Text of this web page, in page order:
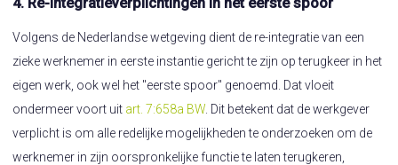
Volgens de Nederlandse wetgeving dient de re-integratie van een
zieke werknemer in eerste instantie gericht te zijn op terugkeer in het
eigen werk, ook wel het "eerste spoor" genoemd. Dat vloeit
ondermeer voort uit art. 7:658a BW . Dit betekent dat de werkgever
verplicht is om alle redelijke mogelijkheden te onderzoeken om de
werknemer in zijn oorspronkelijke functie te laten terugkeren,